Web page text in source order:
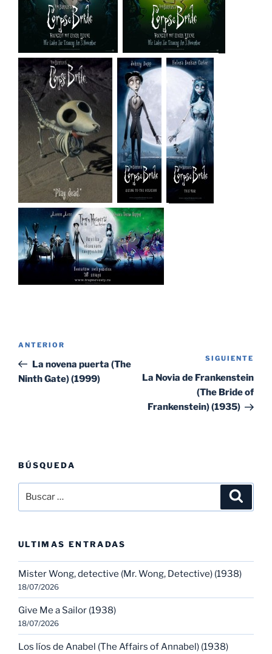
entradas
Entrada
anterior:
ANTERIOR
La novena puerta (The
Ninth Gate) (1999)
SIGUIENTE
La Novia de Frankenstein
(The Bride of
Frankenstein) (1935)
BÚSQUEDA
por:
ULTIMAS ENTRADAS
Mister Wong, detective (Mr. Wong, Detective) (1938)
18/07/2026
Give Me a Sailor (1938)
18/07/2026
Los líos de Anabel (The Affairs of Annabel) (1938)